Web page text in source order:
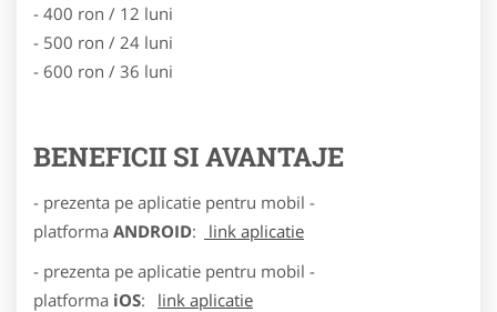
- 400 ron / 12 luni
- 500 ron / 24 luni
- 600 ron / 36 luni
BENEFICII SI AVANTAJE
- prezenta pe aplicatie pentru mobil -
platforma ANDROID:
link aplicatie
- prezenta pe aplicatie pentru mobil -
platforma iOS:
link aplicatie